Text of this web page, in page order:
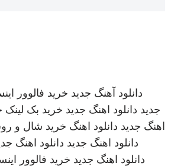
دانلود آهنگ جدید خرید فالوور
جدید دانلود اهنگ جدید خرید بک لینک
اهنگ جدید دانلود اهنگ خرید شال و
دانلود اهنگ جدید دانلود اهنگ
دانلود اهنگ جدید خرید فالوور